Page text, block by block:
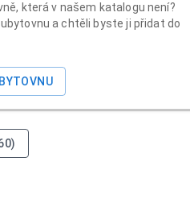
která v našem katalogu není?
a chtěli byste ji přidat do